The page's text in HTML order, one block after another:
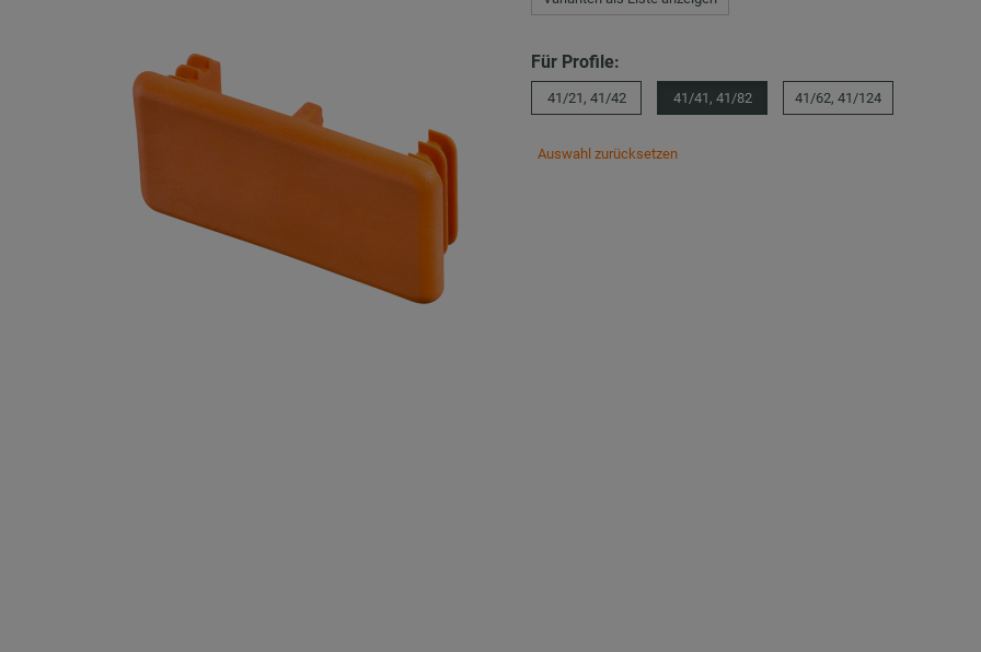
Für Profile:
41/21, 41/42 41/41, 41/82 41/62, 41/124
Auswahl zurücksetzen